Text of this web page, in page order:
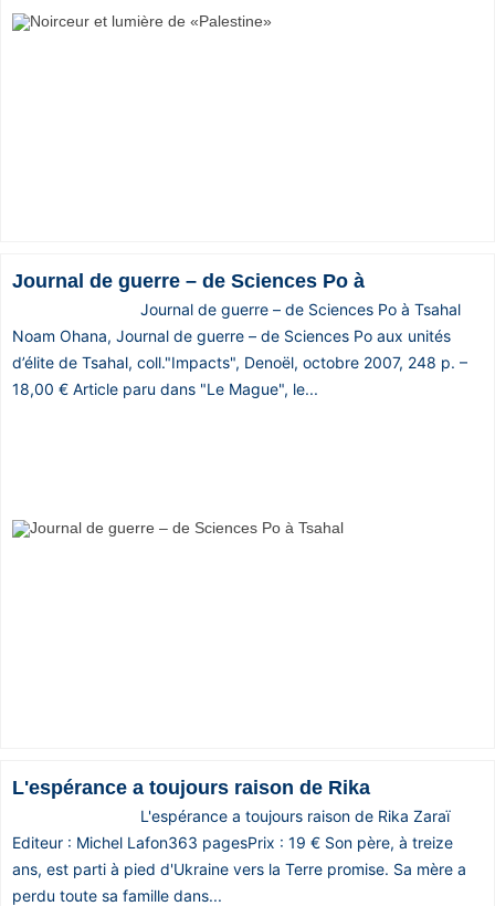
Vos
Journal de guerre – de Sciences Po à
Journal de guerre – de Sciences Po à Tsahal
Noam Ohana, Journal de guerre – de Sciences Po aux unités
d’élite de Tsahal, coll."Impacts", Denoël, octobre 2007, 248 p. –
18,00 € Article paru dans "Le Mague", le...
L'espérance a toujours raison de Rika
L'espérance a toujours raison de Rika Zaraï
Editeur : Michel Lafon363 pagesPrix : 19 € Son père, à treize
ans, est parti à pied d'Ukraine vers la Terre promise. Sa mère a
perdu toute sa famille dans...